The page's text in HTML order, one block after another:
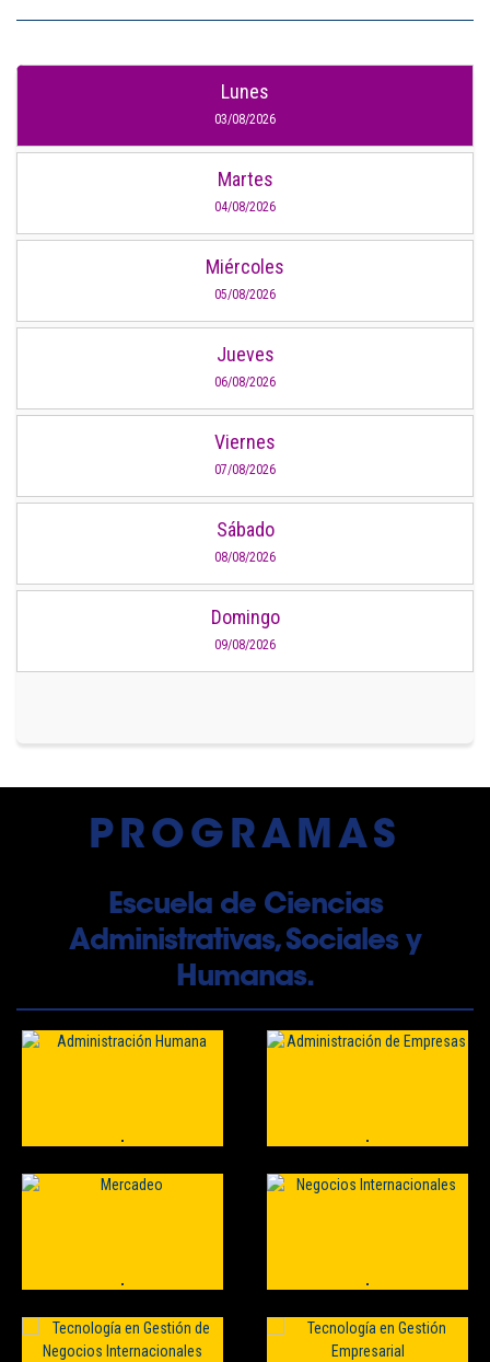
Lunes
03/08/2026
Martes
04/08/2026
Miércoles
05/08/2026
Jueves
06/08/2026
Viernes
07/08/2026
Sábado
08/08/2026
Domingo
09/08/2026
PROGRAMAS
Escuela de Ciencias
Administrativas, Sociales y
Humanas.